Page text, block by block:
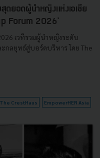
ดยอดผู้นำหญิงแห่งเอเชีย
Forum 2026'
เวทีรวมผู้นำหญิงระดับ
กลยุทธ์สู่บอร์ดบริหาร โดย The
The CrestHaus EmpowerHER Asia